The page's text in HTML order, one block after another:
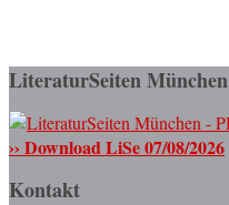
LiteraturSeiten München
›› Download LiSe 07/08/2026
Kontakt